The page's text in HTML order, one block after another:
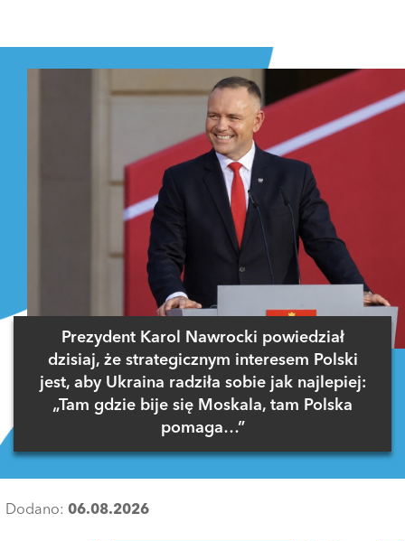
Prezydent Karol Nawrocki powiedział
dzisiaj, że strategicznym interesem Polski
jest, aby Ukraina radziła sobie jak najlepiej:
„Tam gdzie bije się Moskala, tam Polska
pomaga…”
Dodano: 06.08.2026